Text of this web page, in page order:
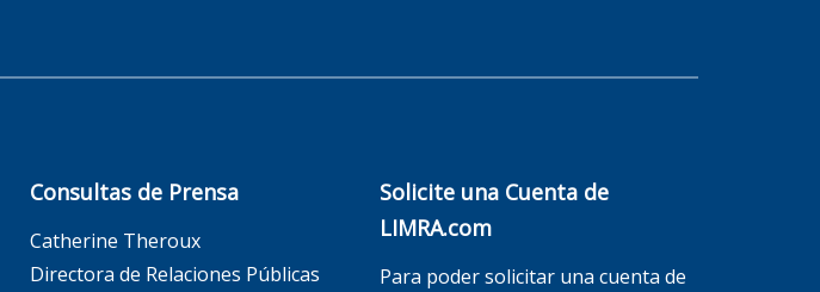
Consultas de Prensa
Catherine Theroux
Directora de Relaciones Públicas
Solicite una Cuenta de
LIMRA.com
Para poder solicitar una cuenta de